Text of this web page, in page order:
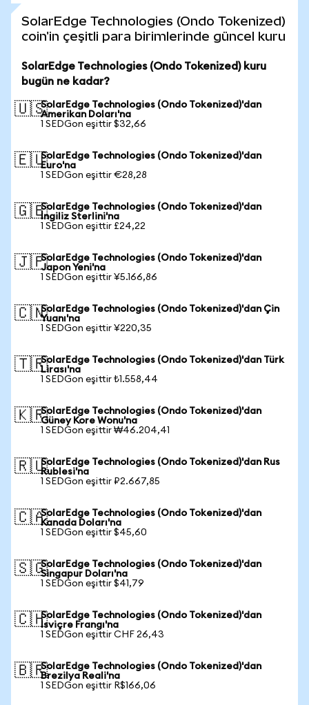
SolarEdge Technologies (Ondo Tokenized)
coin'in çeşitli para birimlerinde güncel kuru
SolarEdge Technologies (Ondo Tokenized) kuru
bugün ne kadar?
🇺🇸SolarEdge Technologies (Ondo Tokenized)'dan
Amerikan Doları'na
1 SEDGon eşittir $32,66
🇪🇺SolarEdge Technologies (Ondo Tokenized)'dan
Euro'na
1 SEDGon eşittir €28,28
🇬🇧SolarEdge Technologies (Ondo Tokenized)'dan
İngiliz Sterlini'na
1 SEDGon eşittir £24,22
🇯🇵SolarEdge Technologies (Ondo Tokenized)'dan
Japon Yeni'na
1 SEDGon eşittir ¥5.166,86
🇨🇳SolarEdge Technologies (Ondo Tokenized)'dan Çin
Yuanı'na
1 SEDGon eşittir ¥220,35
🇹🇷SolarEdge Technologies (Ondo Tokenized)'dan Türk
Lirası'na
1 SEDGon eşittir ₺1.558,44
🇰🇷SolarEdge Technologies (Ondo Tokenized)'dan
Güney Kore Wonu'na
1 SEDGon eşittir ₩46.204,41
🇷🇺SolarEdge Technologies (Ondo Tokenized)'dan Rus
Rublesi'na
1 SEDGon eşittir ₽2.667,85
🇨🇦SolarEdge Technologies (Ondo Tokenized)'dan
Kanada Doları'na
1 SEDGon eşittir $45,60
🇸🇬SolarEdge Technologies (Ondo Tokenized)'dan
Singapur Doları'na
1 SEDGon eşittir $41,79
🇨🇭SolarEdge Technologies (Ondo Tokenized)'dan
İsviçre Frangı'na
1 SEDGon eşittir CHF 26,43
🇧🇷SolarEdge Technologies (Ondo Tokenized)'dan
Brezilya Reali'na
1 SEDGon eşittir R$166,06